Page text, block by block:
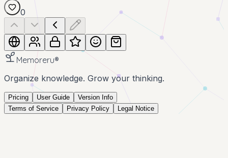
0
Memoreru®
Organize knowledge. Grow your thinking.
Pricing User Guide
Version Info
Terms of Service
Privacy Policy Legal Notice